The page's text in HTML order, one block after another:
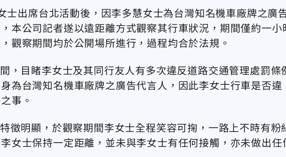
士出席台北活動後，因李多慧女士為台灣知名機車廠牌之廣
本公司記者遂以遠距離方式觀察其行車狀況，期間僅約一小
觀察期間均於公開場所進行，過程均合於法規。
，目睹李女士及其同行友人有多次違反道路交通管理處罰條
為台灣知名機車廠牌之廣告代言人，因此李女士行車是否違
事。
徵明顯，於觀察期間李女士全程笑容可掬，一路上不時有粉
女士保持一定距離，並未與李女士有任何接觸，亦未做出任